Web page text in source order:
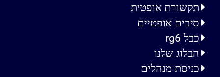
תקשורת אופטית
סיבים אופטיים
כבל rg6
הבלוג שלנו
כניסת מנהלים